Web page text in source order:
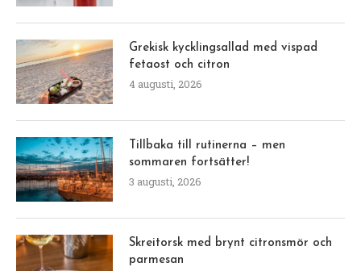
Grekisk kycklingsallad med vispad
fetaost och citron
4 augusti, 2026
Tillbaka till rutinerna – men
sommaren fortsätter!
3 augusti, 2026
Skreitorsk med brynt citronsmör och
parmesan